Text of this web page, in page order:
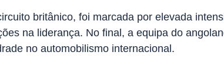
britânico, foi marcada por elevada
na liderança. No final, a equipa do
no automobilismo internacional.